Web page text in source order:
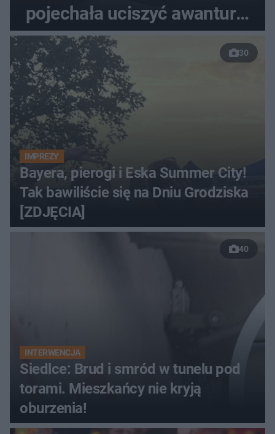
pojechała uciszyć awanturę,
znaleźli ciało
30
IMPREZY
Bayera, pierogi i Eska Summer City!
Tak bawiliście się na Dniu Grodziska
[ZDJĘCIA]
40
INTERWENCJA
Siedlce: Brud i smród w tunelu pod
torami. Mieszkańcy nie kryją
oburzenia!